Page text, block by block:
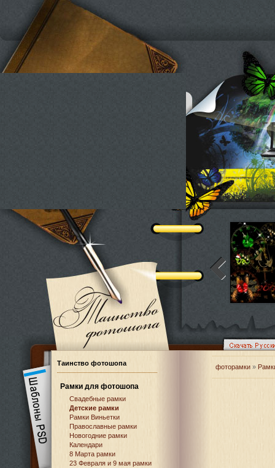
Таинство фотошопа
Рамки для фотошопа
Свадебные рамки
Детские рамки
Рамки Виньетки
Православные рамки
Новогодние рамки
Календари
8 Марта рамки
23 Февраля и 9 мая рамки
фоторамки »